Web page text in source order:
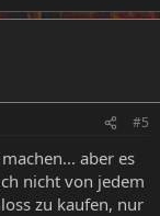
#5
aber es
nicht von jedem
zu kaufen, nur